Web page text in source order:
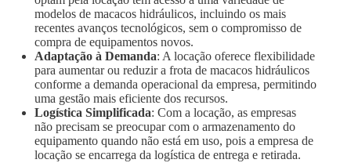
modelos de macacos hidráulicos, incluindo os mais
recentes avanços tecnológicos, sem o compromisso de
compra de equipamentos novos.
Adaptação à Demanda: A locação oferece flexibilidade
para aumentar ou reduzir a frota de macacos hidráulicos
conforme a demanda operacional da empresa, permitindo
uma gestão mais eficiente dos recursos.
Logística Simplificada: Com a locação, as empresas
não precisam se preocupar com o armazenamento do
equipamento quando não está em uso, pois a empresa de
locação se encarrega da logística de entrega e retirada.